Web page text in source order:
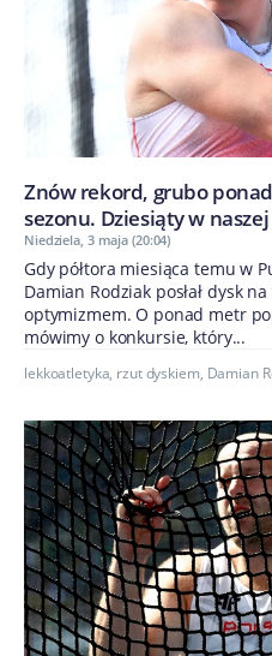
Znów rekord, grubo
sezonu. Dziesiąty w
Niedziela, 3 maja (20:04)
Gdy półtora miesiąca temu w
Damian Rodziak posłał dysk
optymizmem. O ponad metr
mówimy o konkursie, który...
lekkoatletyka, rzut dyskiem, Damian